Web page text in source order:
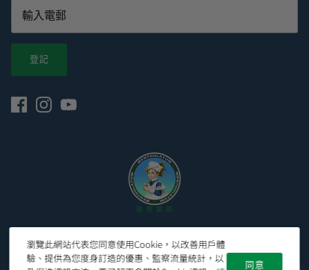
瀏覽此網站代表您同意使用Cookie，以改善用戶體
驗、提供為您度身訂造的優惠、監察流量統計，以
同意
登記
© 2026Mentholatum Hong Kong 曼秀雷敦香港官網